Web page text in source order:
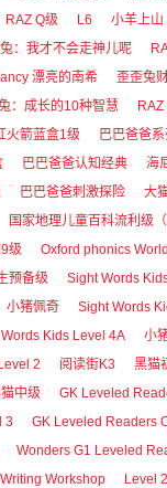
RAZ Q级 L6
小羊上山
：我才不会走神儿呢
漂亮的南希
歪歪兔
：成长的10种智慧
RAZ
火箭蓝盒1级
巴巴爸爸
巴巴爸爸认知经典
海
巴巴爸爸刺激探险
大
国家地理儿童百科流利级
级
Oxford phonics
预备级
Sight Words
小猪佩奇
Sight Words
Kids Level 4A
小
2 阅读街K3
黑猫
中级
GK Leveled
3
GK Leveled Readers
Wonders G1 Leveled
Workshop
Level 2